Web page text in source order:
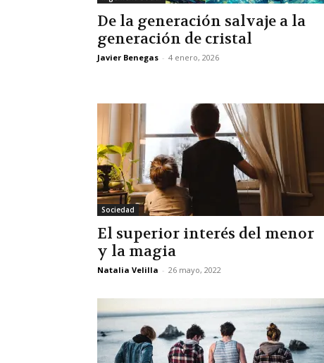
De la generación salvaje a la
generación de cristal
Javier Benegas - 4 enero, 2026
Sociedad
El superior interés del menor
y la magia
Natalia Velilla - 26 mayo, 2022